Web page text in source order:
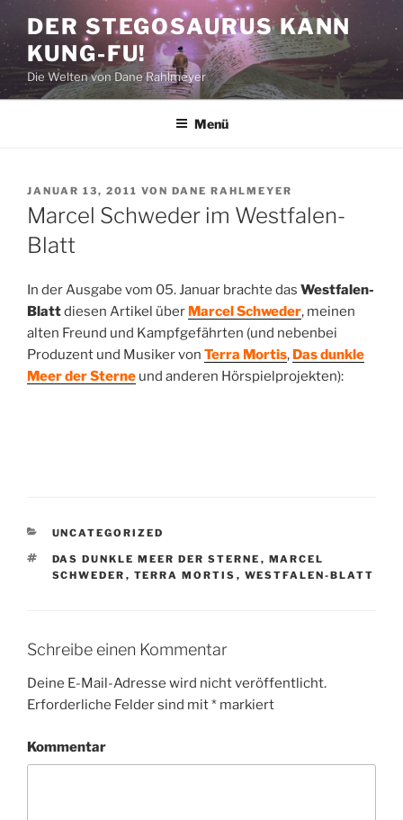
Zum
Inhalt
springen
DER STEGOSAURUS KANN
KUNG-FU!
Die Welten von Dane Rahlmeyer
Menü
VERÖFFENTLICHT
AM
JANUAR 13, 2011 VON DANE RAHLMEYER
Marcel Schweder im Westfalen-
Blatt
In der Ausgabe vom 05. Januar brachte das Westfalen-
Blattdiesen Artikel über Marcel Schweder, meinen
alten Freund und Kampfgefährten (und nebenbei
Produzent und Musiker von Terra Mortis, Das dunkle
Meer der Sterne und anderen Hörspielprojekten):
KATEGORIEN
UNCATEGORIZED
SCHLAGWÖRTER
DAS DUNKLE MEER DER STERNE , MARCEL
SCHWEDER , TERRA MORTIS , WESTFALEN-BLATT
Schreibe einen Kommentar
Deine E-Mail-Adresse wird nicht veröffentlicht.
Erforderliche Felder sind mit* markiert
Kommentar